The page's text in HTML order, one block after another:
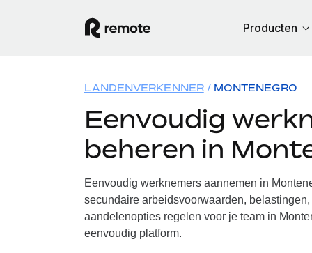
Producten
LANDENVERKENNER MONTENEGRO
Eenvoudig
beheren in
Eenvoudig werknemers aannemen in
secundaire arbeidsvoorwaarden,
aandelenopties regelen voor je team in
eenvoudig platform.